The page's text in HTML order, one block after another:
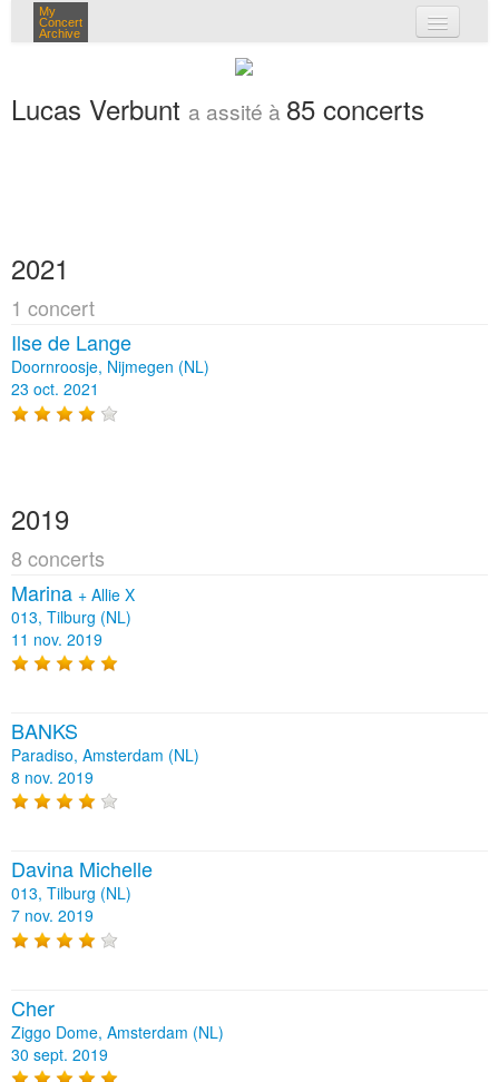
My
Concert
Archive
mes concerts
connexion
Lucas Verbunt a assité à 85 concerts
2021
1 concert
Ilse de Lange
Doornroosje, Nijmegen (NL)
23 oct. 2021
2019
8 concerts
Marina + Allie X
013, Tilburg (NL)
11 nov. 2019
BANKS
Paradiso, Amsterdam (NL)
8 nov. 2019
Davina Michelle
013, Tilburg (NL)
7 nov. 2019
Cher
Ziggo Dome, Amsterdam (NL)
30 sept. 2019